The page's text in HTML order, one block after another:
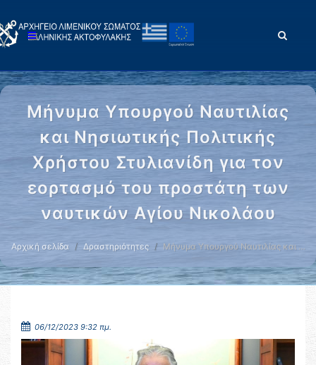
Μήνυμα Υπουργού Ναυτιλίας
και Νησιωτικής Πολιτικής
Χρήστου Στυλιανίδη για τον
εορτασμό του προστάτη των
ναυτικών Αγίου Νικολάου
Αρχική σελίδα Δραστηριότητες Μήνυμα Υπουργού Ναυτιλίας και …
06/12/2023 9:32 πμ.